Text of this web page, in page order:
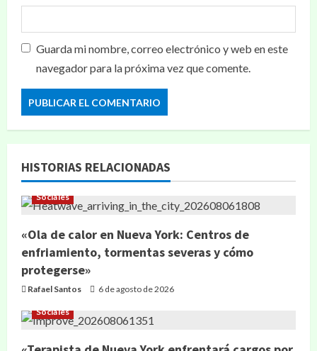
Guarda mi nombre, correo electrónico y web en este
navegador para la próxima vez que comente.
HISTORIAS RELACIONADAS
Sociales
«Ola de calor en Nueva York: Centros de
enfriamiento, tormentas severas y cómo
protegerse»
Rafael Santos 6 de agosto de 2026
Sociales